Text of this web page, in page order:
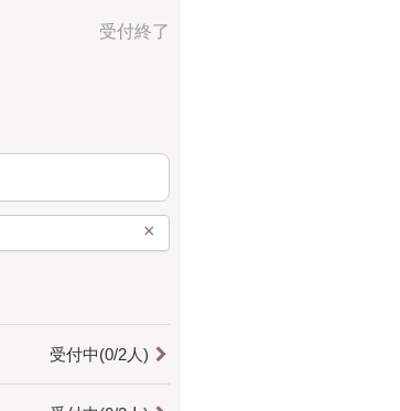
受付終了
×
受付中(0/2人)